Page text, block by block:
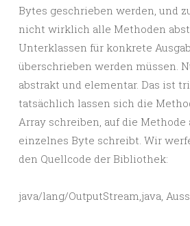
Bytes geschrieben werden, und
nicht wirklich alle Methoden
Unterklassen für konkrete
überschrieben werden müssen.
abstrakt und elementar. Das ist
tatsächlich lassen sich die
Array schreiben, auf die Methode
einzelnes Byte schreibt. Wir
den Quellcode der Bibliothek:
java/lang/OutputStream,java,